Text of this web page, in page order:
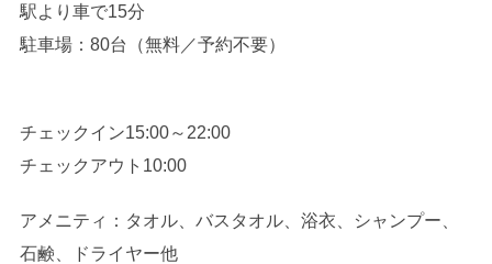
駅より車で15分
駐車場：80台（無料／予約不要）
チェックイン15:00～22:00
チェックアウト10:00
アメニティ：タオル、バスタオル、浴衣、シャンプー、
石鹸、ドライヤー他